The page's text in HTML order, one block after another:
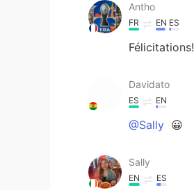
Antho
FR EN ES
Félicitations!
Davidato
ES EN
@Sally 😀
Sally
EN ES